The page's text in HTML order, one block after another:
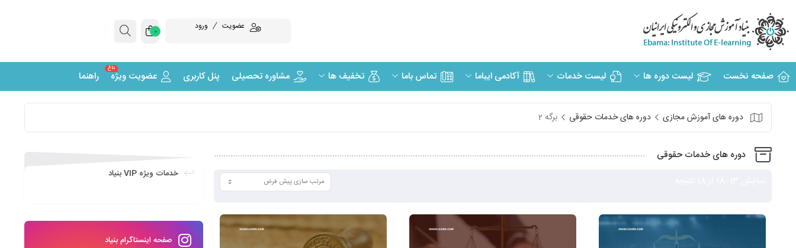
عضویت ورود 0
صفحه نخست لیست دوره ها لیست خدمات آکادمی ایباما تماس باما تخفیف ها مشاوره تحصیلی پنل کاربری عضویت ویژه
داغ
راهنما
دوره های آموزش مجازی دوره های خدمات حقوقی برگه 2
دوره های خدمات حقوقی
خدمات ویژه VIP بنیاد
صفحه اینستاگرام بنیاد